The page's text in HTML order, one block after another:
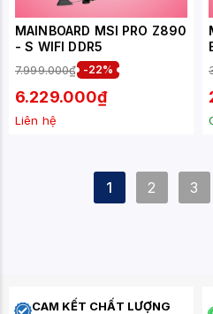
MAINBOARD MSI PRO Z890
- S WIFI DDR5
7.999.000₫ -22%
6.229.000₫
Liên hệ
1 2 3
CAM KẾT CHẤT LƯỢNG